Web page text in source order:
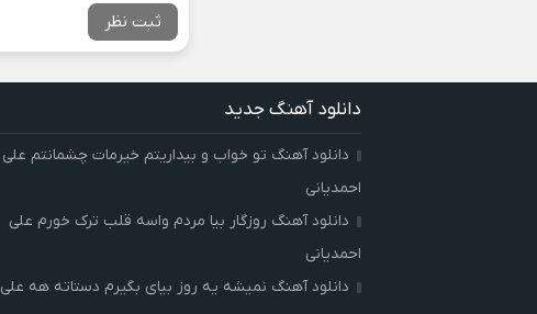
ثبت نظر
دانلود آهنگ جدید
دانلود آهنگ تو خواب و بیداریتم خیرمات چشمانتم علی
احمدیانی
دانلود آهنگ روزگار بیا مردم واسه قلب ترک خورم علی
احمدیانی
دانلود آهنگ نمیشه یه روز بیای بگیرم دستاته هه علی